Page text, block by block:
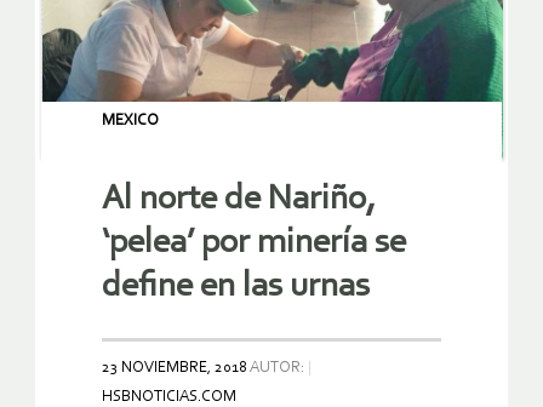
MEXICO
Al norte de Nariño,
‘pelea’ por minería se
define en las urnas
23 NOVIEMBRE, 2018 AUTOR:
HSBNOTICIAS.COM